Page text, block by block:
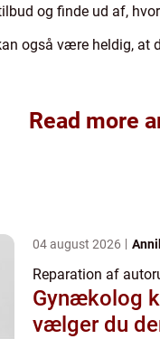
og finde ud af,
også være heldig,
Read more
04 august 2026
Reparation af
Gynækolog
vælger du